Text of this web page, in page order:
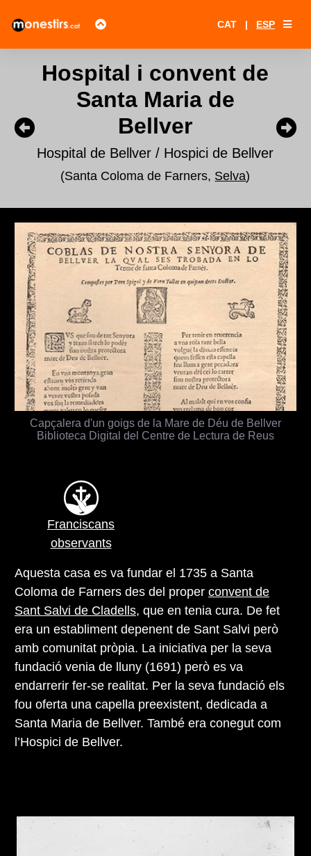
CAT | ESP
Hospital i convent de
Santa Maria de
Bellver
Hospital de Bellver / Hospici de Bellver
(Santa Coloma de Farners, Selva)
Capçalera d'un goigs de la Mare de Déu de Bellver
Biblioteca Digital del Centre de Lectura de Reus
Franciscans
observants
Aquesta casa es va fundar el 1735 a Santa
Coloma de Farners des del proper convent de
Sant Salvi de Cladells, que en tenia cura. De fet
era un establiment depenent de Sant Salvi però
amb comunitat pròpia. La iniciativa per la seva
fundació venia de lluny (1691) però es va
endarrerir fer-se realitat. Per la seva fundació els
fou oferta una capella preexistent, dedicada a
Santa Maria de Bellver. També era conegut com
l’Hospici de Bellver.